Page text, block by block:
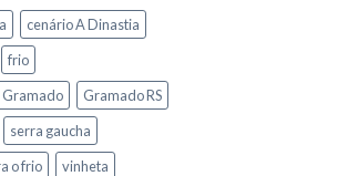
cenário A Dinastia
frio
Gramado
Gramado RS
serra gaucha
o frio
vinheta